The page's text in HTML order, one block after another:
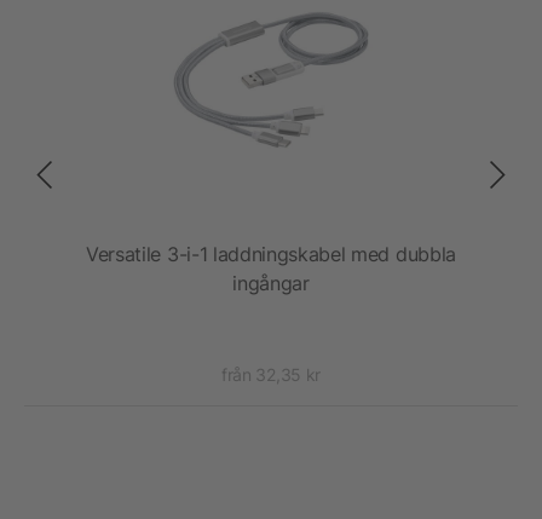
Versatile 3-i-1 laddningskabel med dubbla
ingångar
från 32,35 kr